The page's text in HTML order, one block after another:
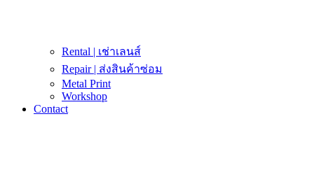
Rental | เช่าเลนส์
Repair | ส่งสินค้าซ่อม
Metal Print
Workshop
Contact